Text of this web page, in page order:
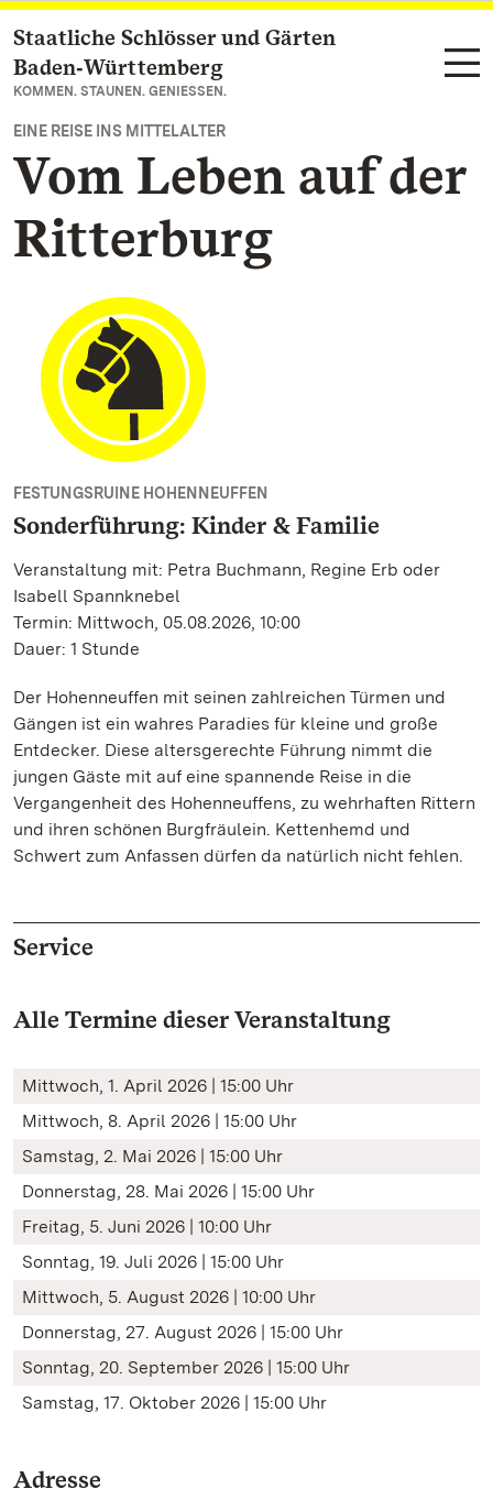
Zum Hauptinhalt springen
Staatliche Schlösser und Gärten
Baden‑Württemberg
KOMMEN. STAUNEN. GENIESSEN.
EINE REISE INS MITTELALTER
Vom Leben auf der
Ritterburg
FESTUNGSRUINE HOHENNEUFFEN
Sonderführung: Kinder & Familie
Veranstaltung mit: Petra Buchmann, Regine Erb oder
Isabell Spannknebel
Termin: Mittwoch, 05.08.2026, 10:00
Dauer: 1 Stunde
Der Hohenneuffen mit seinen zahlreichen Türmen und
Gängen ist ein wahres Paradies für kleine und große
Entdecker. Diese altersgerechte Führung nimmt die
jungen Gäste mit auf eine spannende Reise in die
Vergangenheit des Hohenneuffens, zu wehrhaften Rittern
und ihren schönen Burgfräulein. Kettenhemd und
Schwert zum Anfassen dürfen da natürlich nicht fehlen.
Service
Alle Termine dieser Veranstaltung
Mittwoch, 1. April 2026 | 15:00 Uhr
Mittwoch, 8. April 2026 | 15:00 Uhr
Samstag, 2. Mai 2026 | 15:00 Uhr
Donnerstag, 28. Mai 2026 | 15:00 Uhr
Freitag, 5. Juni 2026 | 10:00 Uhr
Sonntag, 19. Juli 2026 | 15:00 Uhr
Mittwoch, 5. August 2026 | 10:00 Uhr
Donnerstag, 27. August 2026 | 15:00 Uhr
Sonntag, 20. September 2026 | 15:00 Uhr
Samstag, 17. Oktober 2026 | 15:00 Uhr
Adresse